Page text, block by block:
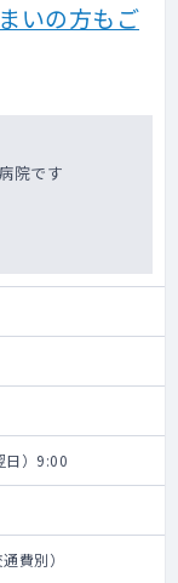
いの方もご
院です
日）9:00
費別）